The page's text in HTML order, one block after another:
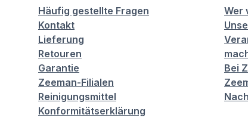
Häufig gestellte Fragen
Kontakt
Lieferung
Retouren
Garantie
Zeeman-Filialen
Reinigungsmittel
Konformitätserklärung
Wer
Bei